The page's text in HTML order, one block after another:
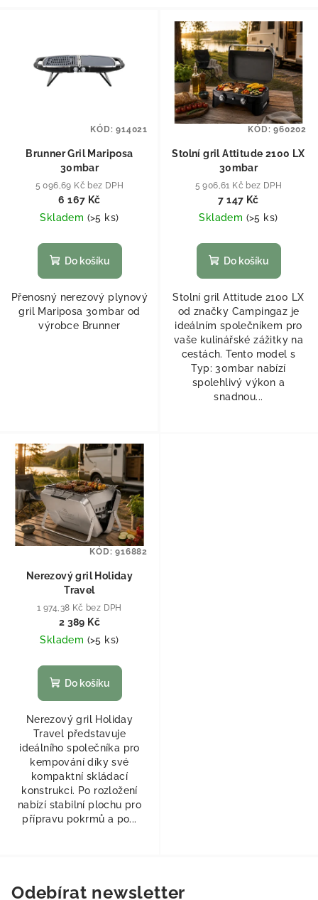
Brunner Gril Mariposa
30mbar
5 096,69 Kč bez DPH
6 167 Kč
Skladem (>5 ks)
Do košíku
Přenosný nerezový plynový
gril Mariposa 30mbar od
výrobce Brunner
KÓD:914021
Stolní gril Attitude 2100 LX
30mbar
5 906,61 Kč bez DPH
7 147 Kč
Skladem (>5 ks)
Do košíku
Stolní gril Attitude 2100 LX
od značky Campingaz je
ideálním společníkem pro
vaše kulinářské zážitky na
cestách. Tento model s
Typ: 30mbar nabízí
spolehlivý výkon a
snadnou...
KÓD:960202
Nerezový gril Holiday
Travel
1 974,38 Kč bez DPH
2 389 Kč
Skladem (>5 ks)
Do košíku
Nerezový gril Holiday
Travel představuje
ideálního společníka pro
kempování díky své
kompaktní skládací
konstrukci. Po rozložení
nabízí stabilní plochu pro
přípravu pokrmů a po...
KÓD:916882
Odebírat newsletter